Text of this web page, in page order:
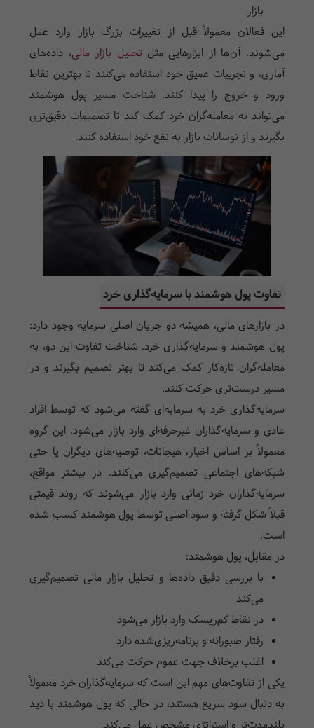
بازار
این فعالان معمولاً قبل از تغییرات بزرگ بازار وارد عمل
می‌شوند. آن‌ها از ابزارهایی مثل تحلیل بازار مالی، داده‌های
آماری، و تجربیات عمیق خود استفاده می‌کنند تا بهترین نقاط
ورود و خروج را پیدا کنند. شناخت مسیر پول هوشمند
می‌تواند به معامله‌گران خرد کمک کند تا تصمیمات دقیق‌تری
بگیرند و از نوسانات بازار به نفع خود استفاده کنند.
تفاوت پول هوشمند با سرمایه‌گذاری خرد
در بازارهای مالی، همیشه دو جریان اصلی سرمایه وجود دارد:
پول هوشمند و سرمایه‌گذاری خرد. شناخت تفاوت این دو، به
معامله‌گران تازه‌کار کمک می‌کند تا بهتر تصمیم بگیرند و در
مسیر درست‌تری حرکت کنند.
سرمایه‌گذاری خرد به سرمایه‌ای گفته می‌شود که توسط افراد
عادی و سرمایه‌گذاران غیرحرفه‌ای وارد بازار می‌شود. این گروه
معمولاً بر اساس اخبار، هیجانات، توصیه‌های دیگران یا حتی
شبکه‌های اجتماعی تصمیم‌گیری می‌کنند. در بیشتر مواقع،
سرمایه‌گذاران خرد زمانی وارد بازار می‌شوند که روند قیمتی
قبلاً شکل گرفته و سود اصلی توسط پول هوشمند کسب شده
است.
در مقابل، پول هوشمند:
با بررسی دقیق داده‌ها و تحلیل بازار مالی تصمیم‌گیری
می‌کند
در نقاط کم‌ریسک وارد بازار می‌شود
رفتار صبورانه و برنامه‌ریزی‌شده دارد
اغلب برخلاف جهت عموم حرکت می‌کند
یکی از تفاوت‌های مهم این است که سرمایه‌گذاران خرد معمولاً
به دنبال سود سریع هستند، در حالی که پول هوشمند با دید